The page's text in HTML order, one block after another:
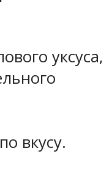
уксуса,
вкусу.